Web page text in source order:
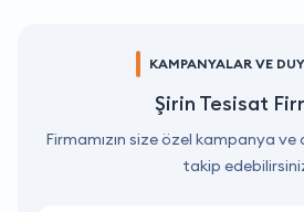
KAMPANYALAR VE
Şirin Tesisat
Firmamızın size özel kampanya ve
takip